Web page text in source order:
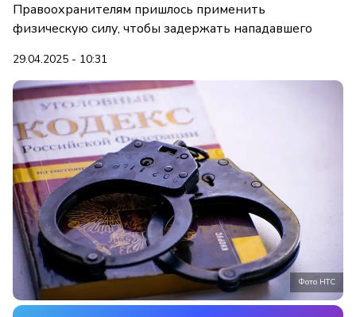
Правоохранителям пришлось применить
физическую силу, чтобы задержать нападавшего
29.04.2025 - 10:31
Фото НТС